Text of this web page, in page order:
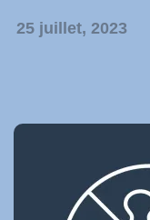
25 juillet, 2023